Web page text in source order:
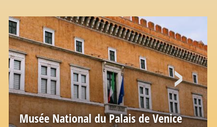
Musée National du Palais de Venice